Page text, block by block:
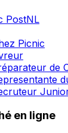
PostNL
Picnic
de
en ligne